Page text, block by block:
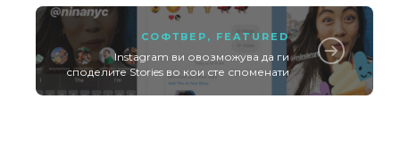
СОФТВЕР , FEATURED
Instagram ви овозможува да ги
споделите Stories во кои сте споменати